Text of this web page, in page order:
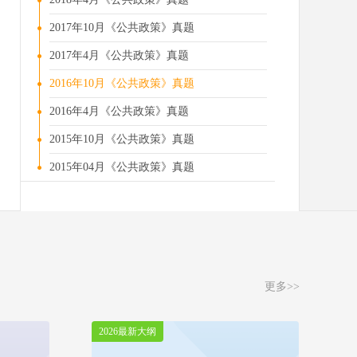
2017年10月《公共政策》真题
2017年4月《公共政策》真题
2016年10月《公共政策》真题
2016年4月《公共政策》真题
2015年10月《公共政策》真题
2015年04月《公共政策》真题
更多>>
2026最新大纲